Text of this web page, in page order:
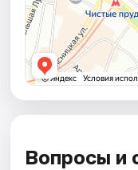
Вопросы и